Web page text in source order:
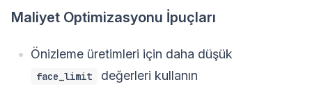
Maliyet Optimizasyonu İpuçları
Önizleme üretimleri için daha düşük
face_limit değerleri kullanın